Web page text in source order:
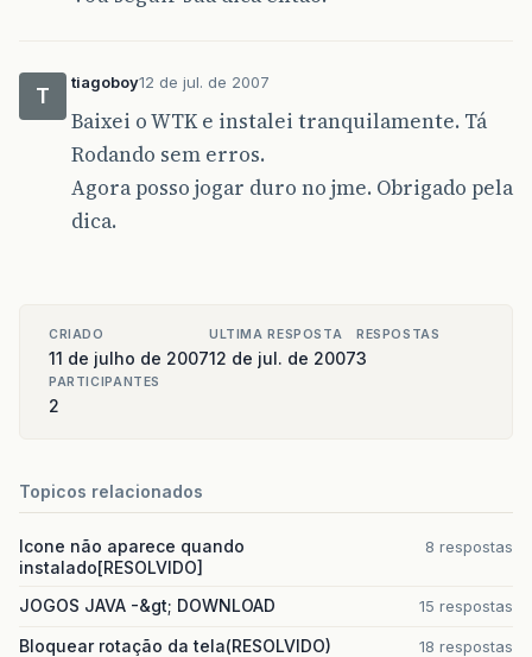
T
tiagoboy12 de jul. de 2007
Baixei o WTK e instalei tranquilamente. Tá
Rodando sem erros.
Agora posso jogar duro no jme. Obrigado pela
dica.
CRIADO
11 de julho de 2007
ULTIMA RESPOSTA
12 de jul. de 2007
RESPOSTAS
3
PARTICIPANTES
2
Topicos relacionados
Icone não aparece quando
instalado[RESOLVIDO]
8 respostas
JOGOS JAVA -&gt; DOWNLOAD 15 respostas
Bloquear rotação da tela(RESOLVIDO) 18 respostas